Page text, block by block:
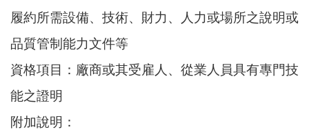
履約所需設備、技術、財力、人力或場所之說明或
品質管制能力文件等
資格項目：廠商或其受雇人、從業人員具有專門技
能之證明
附加說明：